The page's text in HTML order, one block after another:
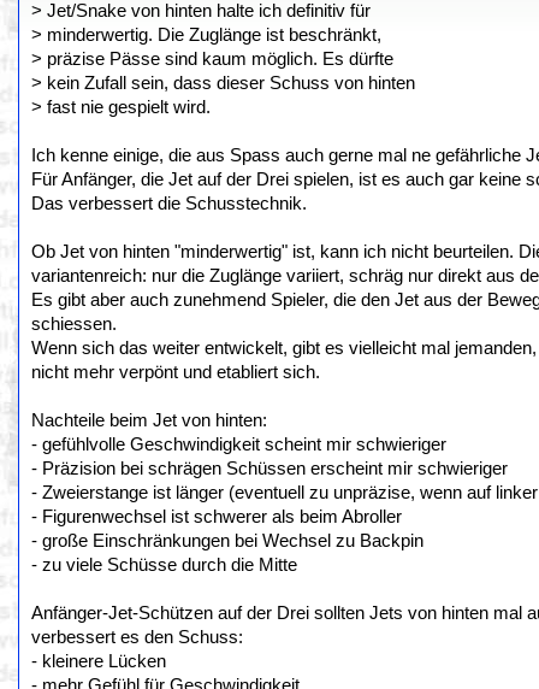
> Jet/Snake von hinten halte ich definitiv für
> minderwertig. Die Zuglänge ist beschränkt,
> präzise Pässe sind kaum möglich. Es dürfte
> kein Zufall sein, dass dieser Schuss von hinten
> fast nie gespielt wird.
Ich kenne einige, die aus Spass auch gerne mal ne gefährliche
Für Anfänger, die Jet auf der Drei spielen, ist es auch gar keine
Das verbessert die Schusstechnik.
Ob Jet von hinten "minderwertig" ist, kann ich nicht beurteilen.
variantenreich: nur die Zuglänge variiert, schräg nur direkt aus
Es gibt aber auch zunehmend Spieler, die den Jet aus der
schiessen.
Wenn sich das weiter entwickelt, gibt es vielleicht mal
nicht mehr verpönt und etabliert sich.
Nachteile beim Jet von hinten:
- gefühlvolle Geschwindigkeit scheint mir schwieriger
- Präzision bei schrägen Schüssen erscheint mir schwieriger
- Zweierstange ist länger (eventuell zu unpräzise, wenn auf
- Figurenwechsel ist schwerer als beim Abroller
- große Einschränkungen bei Wechsel zu Backpin
- zu viele Schüsse durch die Mitte
Anfänger-Jet-Schützen auf der Drei sollten Jets von hinten mal
verbessert es den Schuss:
- kleinere Lücken